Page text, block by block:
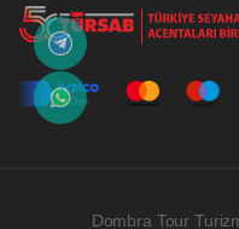
Dombra Tour